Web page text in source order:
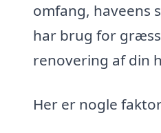
omfang, haveens
har brug for
renovering af din
Her er nogle